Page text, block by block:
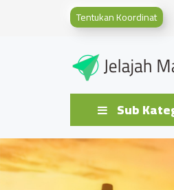
Tentukan Koordinat
Sub